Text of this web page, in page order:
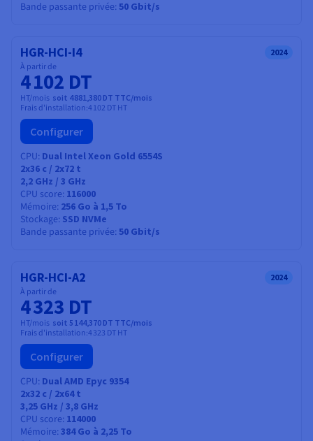
Bande passante privée 50 Gbit/s
HGR-HCI-I4 2024
À partir de
4 102 DT
HT/mois soit 4 881,380 DT TTC/mois
Frais d'installation:4 102 DTHT
Configurer
CPU Dual Intel Xeon Gold 6554S
2x36 c / 2x72 t
2,2 GHz / 3 GHz
CPU score 116000
Mémoire 256 Go à 1,5 To
Stockage SSD NVMe
Bande passante privée 50 Gbit/s
HGR-HCI-A2 2024
À partir de
4 323 DT
HT/mois soit 5 144,370 DT TTC/mois
Frais d'installation:4 323 DTHT
Configurer
CPU Dual AMD Epyc 9354
2x32 c / 2x64t
3,25 GHz / 3,8 GHz
CPU score 114000
Mémoire 384 Go à 2,25 To